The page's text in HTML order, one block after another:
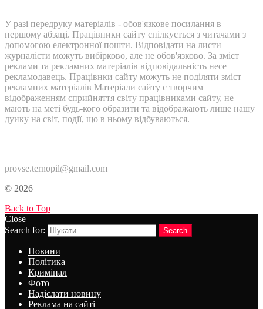
У разі передруку матеріалів - обов'язкове посилання в
першому абзаці. Працівники сайту спілкується з читачами з
допомогою електронної пошти. Відповідати на листи
журналісти можуть вибірково, але не обов'язково. За зміст
реклами та рекламних матеріалів відповідальність несе
рекламодавець. Працівнки сайту можуть не поділяти зміст
рекламних матеріалів Матеріали сайту є творчим
відображенням сприйняття світу працівниками сайту, не
мають на меті будь-кого образити та відображають лише нашу
дуику на світ, події, що в ньому відбуваються.
provse.ternopil@gmail.com
© 2026
Back to Top
Close
Search for:
Search
Новини
Політика
Кримінал
Фото
Надіслати новину
Реклама на сайті